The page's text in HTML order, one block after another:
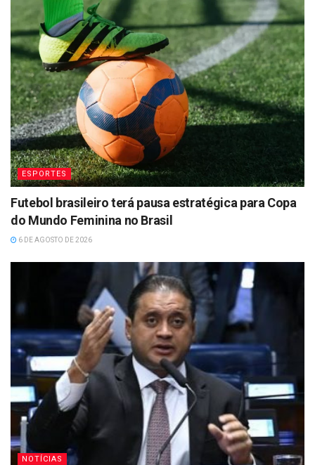
ESPORTES
Futebol brasileiro terá pausa estratégica para Copa
do Mundo Feminina no Brasil
6 DE AGOSTO DE 2026
NOTÍCIAS